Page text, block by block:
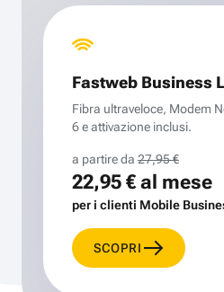
Fastweb Business
Fibra ultraveloce, Modem
6 e attivazione inclusi.
a partire da 27,95 €
22,95 €al mese
per i clienti Mobile
SCOPRI